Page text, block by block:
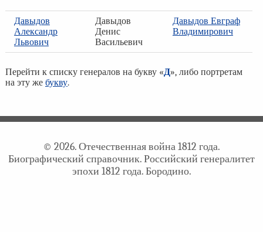
Давыдов
Александр
Львович
Давыдов
Денис
Васильевич
Давыдов Евграф
Владимирович
Перейти к списку генералов на букву «Д», либо портретам
на эту же букву.
© 2026. Отечественная война 1812 года.
Биографический справочник. Российский генералитет
эпохи 1812 года. Бородино.